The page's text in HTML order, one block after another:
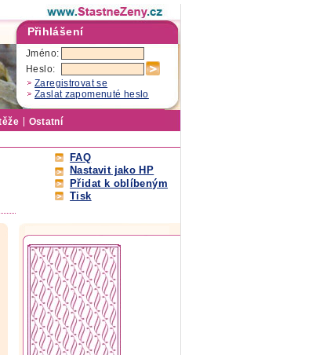
Přihlášení
Jméno:
Heslo:
Zaregistrovat se
Zaslat zapomenuté heslo
Ostatní
FAQ
Nastavit jako HP
Přidat k oblíbeným
Tisk